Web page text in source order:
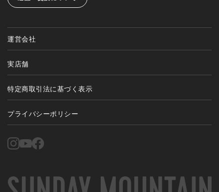
運営会社
実店舗
特定商取引法に基づく表示
プライバシーポリシー